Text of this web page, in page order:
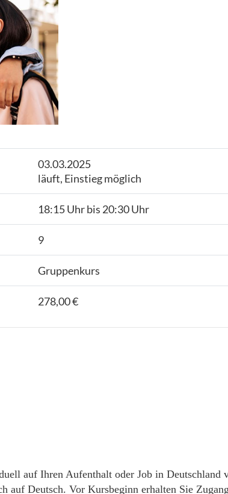
03.03.2025
läuft, Einstieg möglich
18:15 Uhr bis 20:30 Uhr
9
Gruppenkurs
278,00 €
auf Ihren Aufenthalt oder Job in Deutschland
auf Deutsch. Vor Kursbeginn erhalten Sie